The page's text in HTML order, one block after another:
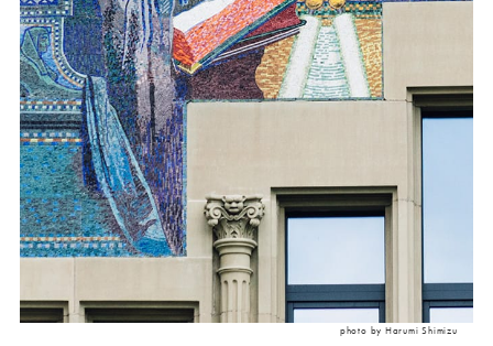
photo by Harumi Shimizu